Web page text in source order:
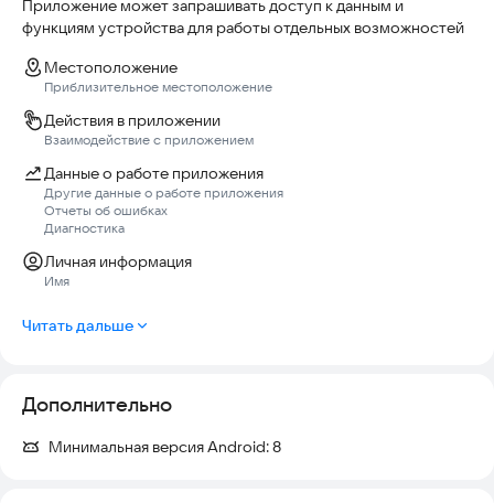
Приложение может запрашивать доступ к данным и
функциям устройства для работы отдельных возможностей
Местоположение
Приблизительное местоположение
Действия в приложении
Взаимодействие с приложением
Данные о работе приложения
Другие данные о работе приложения
Отчеты об ошибках
Диагностика
Личная информация
Имя
Читать дальше
Дополнительно
Минимальная версия Android:8